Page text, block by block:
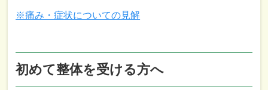
※痛み・症状についての見解
初めて整体を受ける方へ